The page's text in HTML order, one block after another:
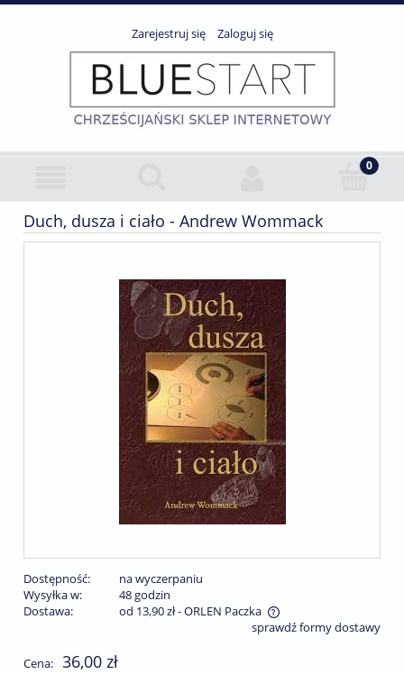
Zarejestruj się Zaloguj się
Duch, dusza i ciało - Andrew Wommack
Dostępność:
na wyczerpaniu
Wysyłka w:
48 godzin
Dostawa:
od 13,90 zł- ORLEN Paczka
Cena nie zawiera ewentualnych kosztów płatnościsprawdź formy dostawy
Cena: 36,00 zł